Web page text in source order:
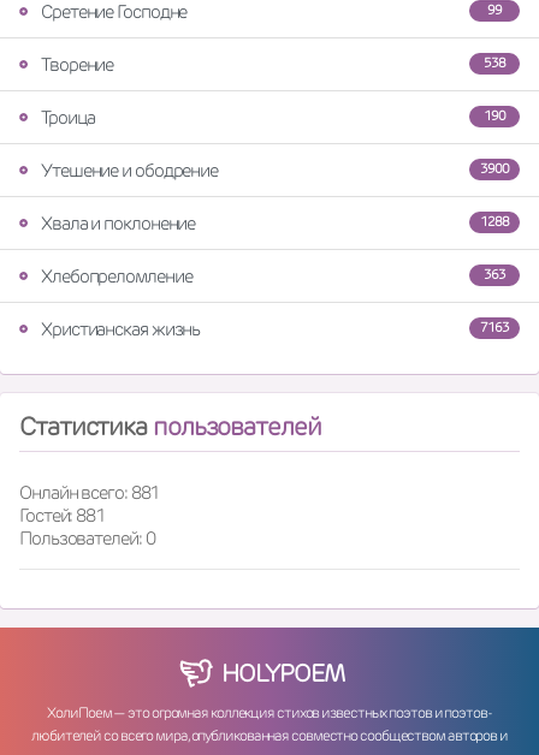
99
Сретение Господне
538
Творение
190
Троица
3900
Утешение и ободрение
1288
Хвала и поклонение
363
Хлебопреломление
7163
Христианская жизнь
Статистика пользователей
Онлайн всего: 881
Гостей: 881
Пользователей: 0
HOLYPOEM
ХолиПоем — это огромная коллекция стихов известных поэтов и поэтов-
любителей со всего мира, опубликованная совместно сообществом авторов и